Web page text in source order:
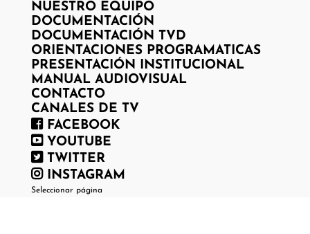
NUESTRO EQUIPO
DOCUMENTACIÓN
DOCUMENTACIÓN TVD
ORIENTACIONES PROGRAMATICAS
PRESENTACIÓN INSTITUCIONAL
MANUAL AUDIOVISUAL
CONTACTO
CANALES DE TV
FACEBOOK
YOUTUBE
TWITTER
INSTAGRAM
Seleccionar página